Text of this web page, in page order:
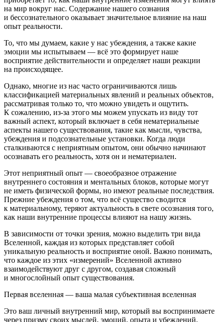
на мир вокруг нас. Содержание нашего сознания
и бессознательного оказывает значительное влияние на наш
опыт реальности.
То, что мы думаем, какие у нас убеждения, а также какие
эмоции мы испытываем — всё это формирует наше
восприятие действительности и определяет наши реакции
на происходящее.
Однако, многие из нас часто ограничиваются лишь
классификацией материальных явлений и реальных объектов,
рассматривая только то, что можно увидеть и ощутить.
К сожалению, из-за этого мы можем упускать из виду тот
важный аспект, который включает в себя нематериальные
аспекты нашего существования, такие как мысли, чувства,
убеждения и подсознательные установки. Когда люди
сталкиваются с неприятным опытом, они обычно начинают
осознавать его реальность, хотя он и нематериален.
Этот неприятный опыт — своеобразное отражение
внутреннего состояния и ментальных блоков, которые могут
не иметь физической формы, но имеют реальные последствия.
Прежние убеждения о том, что всё существо сводится
к материальному, теряют актуальность в свете осознания того,
как наши внутренние процессы влияют на нашу жизнь.
В зависимости от точки зрения, можно выделить три вида
Вселенной, каждая из которых представляет собой
уникальную реальность и восприятие оной. Важно понимать,
что каждое из этих «измерений» Вселенной активно
взаимодействуют друг с другом, создавая сложный
и многослойный опыт существования.
Первая вселенная — ваша малая субъективная вселенная
Это ваш личный внутренний мир, который вы воспринимаете
через призму своих мыслей, эмоций, опыта и убеждений.